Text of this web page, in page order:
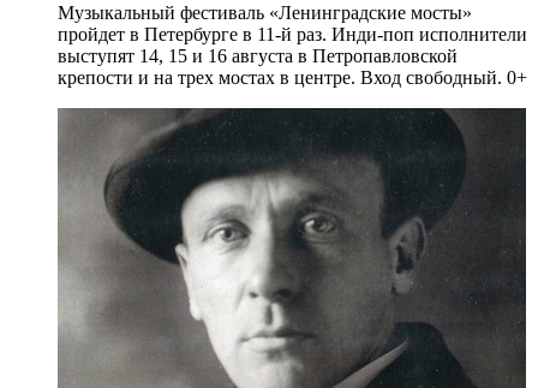
Музыкальный фестиваль «Ленинградские мосты»
пройдет в Петербурге в 11-й раз. Инди-поп исполнители
выступят 14, 15 и 16 августа в Петропавловской
крепости и на трех мостах в центре. Вход свободный. 0+